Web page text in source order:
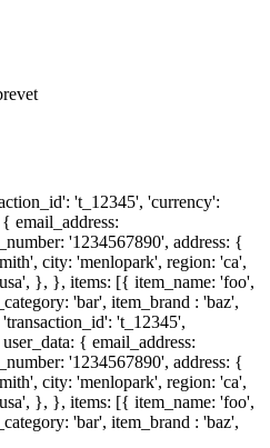
't_12345', 'currency':
email_address:
'1234567890', address: {
city: 'menlopark', region: 'ca',
}, }, items: [{ item_name: 'foo',
'bar', item_brand : 'baz',
't_12345',
{ email_address:
'1234567890', address: {
city: 'menlopark', region: 'ca',
}, }, items: [{ item_name: 'foo',
'bar', item_brand : 'baz',